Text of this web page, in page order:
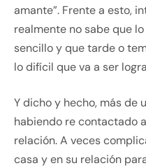
amante”. Frente a esto,
realmente no sabe que
sencillo y que tarde o
lo difícil que va a ser
Y dicho y hecho, más de
habiendo re contactado
relación. A veces
casa y en su relación